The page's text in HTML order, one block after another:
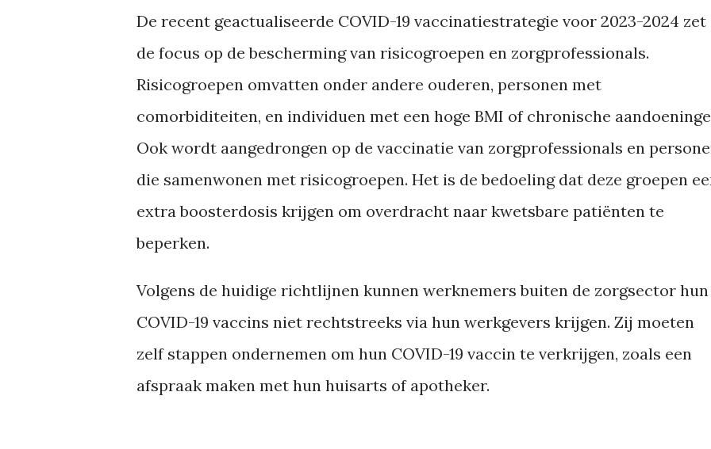
De recent geactualiseerde COVID-19 vaccinatiestrategie voor 2023-2024 zet
de focus op de bescherming van risicogroepen en zorgprofessionals.
Risicogroepen omvatten onder andere ouderen, personen met
comorbiditeiten, en individuen met een hoge BMI of chronische
Ook wordt aangedrongen op de vaccinatie van zorgprofessionals en
die samenwonen met risicogroepen. Het is de bedoeling dat deze groepen
extra boosterdosis krijgen om overdracht naar kwetsbare patiënten te
beperken.
Volgens de huidige richtlijnen kunnen werknemers buiten de zorgsector hun
COVID-19 vaccins niet rechtstreeks via hun werkgevers krijgen. Zij moeten
zelf stappen ondernemen om hun COVID-19 vaccin te verkrijgen, zoals een
afspraak maken met hun huisarts of apotheker.